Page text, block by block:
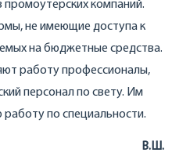
компаний.
не имеющие доступа к
на бюджетные средства.
работу профессионалы,
персонал по свету. Им
по специальности.
В.Ш.